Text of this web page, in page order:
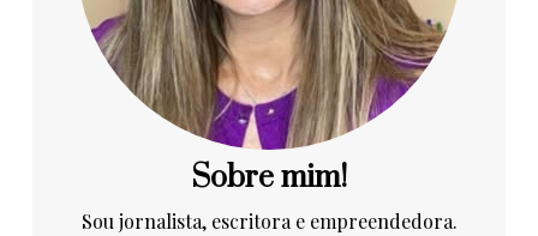
Sobre mim!
Sou jornalista, escritora e empreendedora.